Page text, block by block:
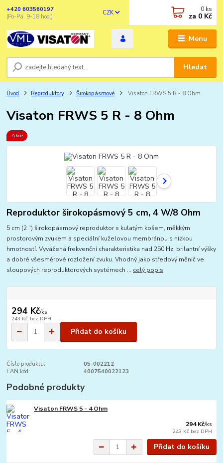
Menu
CZK
Hledat
+420 603560197
(Po-Pá, 9-18 hod.)
0 ks
za 0 Kč
Úvod Reproduktory Širokopásmové Visaton FRWS 5 R - 8 Ohm
Visaton FRWS 5 R - 8 Ohm
Akce
Reproduktor širokopásmový 5 cm, 4 W/8 Ohm
5 cm (2 ") širokopásmový reproduktor s kulatým košem, měkkým
prostorovým zvukem a speciální kuželovou membránou s nízkou
hmotností. Vyvážená frekvenční charakteristika nad 250 Hz, brilantní výšky
a dobré všesměrové rozložení zvuku. Vhodný jako středový měnič ve
sloupových reproduktorových systémech ... celý popis
294 Kč/ks
243 Kč bez DPH
Přidat do košíku
Číslo produktu:
05-002212
EAN kód:
4007540022123
Podobné produkty
Visaton FRWS 5 - 4 Ohm
294 Kč/ks
243 Kč bez DPH
Přidat do košíku